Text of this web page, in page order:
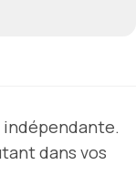
indépendante.
dans vos